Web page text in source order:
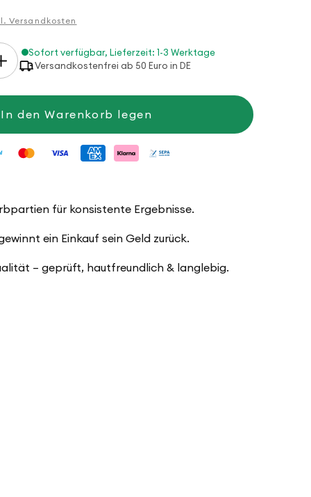
Versandkosten
Erhöhe
die
für
Weihnachtssocken
Sofort verfügbar, Lieferzeit: 1-3 Werktage
Versandkostenfrei ab 50 Euro in DE
In den Warenkorb legen
für konsistente Ergebnisse.
ein Einkauf sein Geld zurück.
– geprüft, hautfreundlich & langlebig.